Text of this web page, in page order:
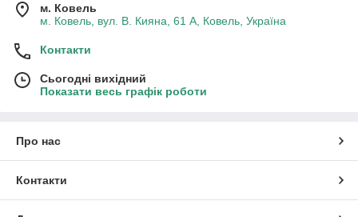
м. Ковель
м. Ковель, вул. В. Кияна, 61 А, Ковель, Україна
Контакти
Сьогодні вихідний
Показати весь графік роботи
Про нас
Контакти